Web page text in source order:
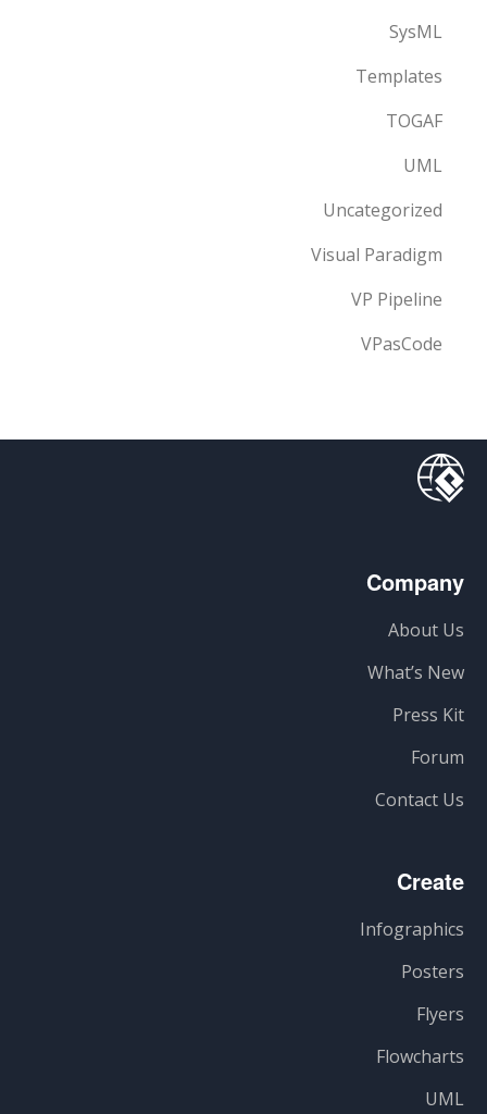
SysML
Templates
TOGAF
UML
Uncategorized
Visual Paradigm
VP Pipeline
VPasCode
Company
About Us
What’s New
Press Kit
Forum
Contact Us
Create
Infographics
Posters
Flyers
Flowcharts
UML